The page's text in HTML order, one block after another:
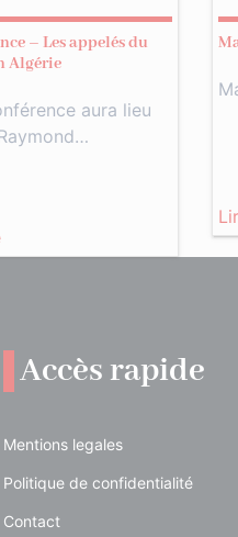
– Les appelés du
Algérie
aura lieu
Accès rapide
Mentions legales
Politique de confidentialité
Contact